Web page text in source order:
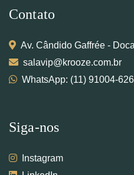
Contato
Av. Cândido Gaffrée -
salavip@krooze.com.br
WhatsApp: (11) 91004-
Siga-nos
Instagram